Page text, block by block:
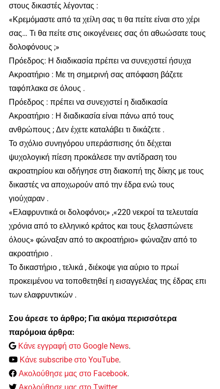
στους δικαστές λέγοντας :
«Κρεμόμαστε από τα χείλη σας τι θα πείτε είναι στο χέρι
σας… Τι θα πείτε στις οικογένειες σας ότι αθωώσατε τους
δολοφόνους ;»
Πρόεδρος: Η διαδικασία πρέπει να συνεχιστεί ήσυχα
Ακροατήριο : Με τη σημερινή σας απόφαση βάζετε
ταφόπλακα σε όλους .
Πρόεδρος : πρέπει να συνεχιστεί η διαδικασία
Ακροατήριο : Η διαδικασία είναι πάνω από τους
ανθρώπους ; Δεν έχετε καταλάβει τι δικάζετε .
Το σχόλιο συνηγόρου υπεράσπισης ότι δέχεται
ψυχολογική πίεση προκάλεσε την αντίδραση του
ακροατηρίου και οδήγησε στη διακοπή της δίκης με τους
δικαστές να αποχωρούν από την έδρα ενώ τους
γιούχαραν .
«Ελαφρυντικά οι δολοφόνοι;» ,«220 νεκροί τα τελευταία
χρόνια από το ελληνικό κράτος και τους ξελασπώνετε
όλους» φώναξαν από το ακροατήριο» φώναζαν από το
ακροατήριο .
Το δικαστήριο , τελικά , διέκοψε για αύριο το πρωί
προκειμένου να τοποθετηθεί η εισαγγελέας της έδρας επι
των ελαφρυντικών .
Σου άρεσε το άρθρο; Για ακόμα περισσότερα
παρόμοια άρθρα:
Κάνε εγγραφή στο Google News.
Κάνε subscribe στο YouTube.
Ακολούθησε μας στο Facebook.